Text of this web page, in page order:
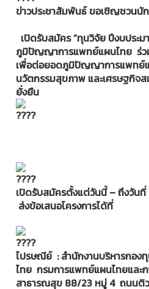
ข่าวประชาสัมพันธ์ ขอเชิญชวนนั
เปิดรับสมัคร “ทุนวิจัย ปีงบประ
ภูมิปัญญาการแพทย์แผนไทย ร่ว
เพื่อต่อยอดภูมิปัญญาการแพทย์
นวัตกรรมสุขภาพ และเศรษฐกิจส
ยั่งยืน
เปิดรับสมัครตั้งแต่วันนี้ – ถึงวัน
ส่งข้อเสนอโครงการได้ที่
ไปรษณีย์ : สำนักงานบริหารกอ
ไทย กรมการแพทย์แผนไทยและ
สาธารณสุข 88/23 หมู่ 4 ถนน